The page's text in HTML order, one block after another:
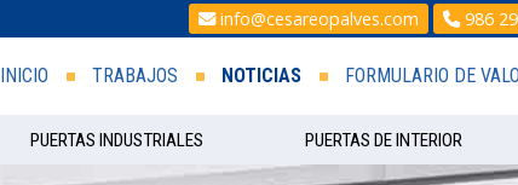
info@cesareopalves.com 986
INICIO TRABAJOS NOTICIAS FORMULARIO DE
PUERTAS INDUSTRIALES PUERTAS DE INTERIOR